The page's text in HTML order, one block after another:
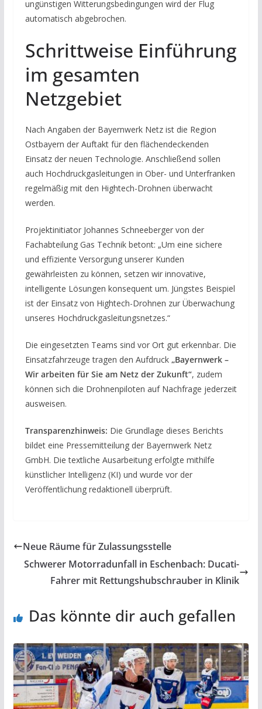
ungünstigen Witterungsbedingungen wird der Flug
automatisch abgebrochen.
Schrittweise Einführung
im gesamten
Netzgebiet
Nach Angaben der Bayernwerk Netz ist die Region
Ostbayern der Auftakt für den flächendeckenden
Einsatz der neuen Technologie. Anschließend sollen
auch Hochdruckgasleitungen in Ober- und Unterfranken
regelmäßig mit den Hightech-Drohnen überwacht
werden.
Projektinitiator Johannes Schneeberger von der
Fachabteilung Gas Technik betont: „Um eine sichere
und effiziente Versorgung unserer Kunden
gewährleisten zu können, setzen wir innovative,
intelligente Lösungen konsequent um. Jüngstes Beispiel
ist der Einsatz von Hightech-Drohnen zur Überwachung
unseres Hochdruckgasleitungsnetzes.“
Die eingesetzten Teams sind vor Ort gut erkennbar. Die
Einsatzfahrzeuge tragen den Aufdruck „Bayernwerk –
Wir arbeiten für Sie am Netz der Zukunft“, zudem
können sich die Drohnenpiloten auf Nachfrage jederzeit
ausweisen.
Transparenzhinweis: Die Grundlage dieses Berichts
bildet eine Pressemitteilung der Bayernwerk Netz
GmbH. Die textliche Ausarbeitung erfolgte mithilfe
künstlicher Intelligenz (KI) und wurde vor der
Veröffentlichung redaktionell überprüft.
Neue Räume für Zulassungsstelle
Schwerer Motorradunfall in Eschenbach: Ducati-
Fahrer mit Rettungshubschrauber in Klinik
Das könnte dir auch gefallen